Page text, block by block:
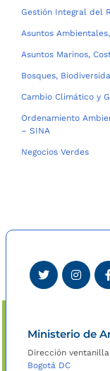
Gestión Integral del
Asuntos
Asuntos Marinos,
Bosques,
Cambio Climático y
Ordenamiento
– SINA
Negocios Verdes
Ministerio de
Dirección
Bogotá DC